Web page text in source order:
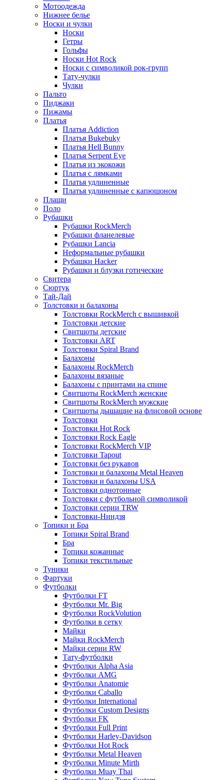
Мотоодежда
Нижнее белье
Носки и чулки
Носки
Гетры
Гольфы
Носки Hot Rock
Носки с символикой рок-групп
Тату-чулки
Чулки
Пальто
Пиджаки
Пижамы
Платья
Платья Addiction
Платья Bukebuky
Платья Hell Bunny
Платья Serpent Eye
Платья из экокожи
Платья с лямками
Платья удлиненные
Платья удлиненные с капюшоном
Плащи
Поло
Рубашки
Рубашки RockMerch
Рубашки фланелевые
Рубашки Lancia
Неформальные рубашки
Рубашки Hacker
Рубашки и блузки готические
Свитера
Сюртук
Тай-Дай
Толстовки и балахоны
Толстовки RockMerch с вышивкой
Толстовки детские
Свитшоты детские
Толстовки ART
Толстовки Spiral Brand
Балахоны
Балахоны RockMerch
Балахоны вязаные
Балахоны с принтами на спине
Свитшоты RockMerch женские
Свитшоты RockMerch мужские
Свитшоты дышащие на флисовой основе
Толстовки
Толстовки Hot Rock
Толстовки Rock Eagle
Толстовки RockMerch VIP
Толстовки Tapout
Толстовки без рукавов
Толстовки и балахоны Metal Heaven
Толстовки и балахоны USA
Толстовки однотонные
Толстовки с футбольной символикой
Толстовки серии TRW
Толстовки-Ниндзя
Топики и Бра
Топики Spiral Brand
Бра
Топики кожанные
Топики текстильные
Туники
Фартуки
Футболки
Футболки FT
Футболки Mr. Big
Футболки RockVolution
Футболки в сетку
Майки
Майки RockMerch
Майки серии RW
Тату-футболки
Футболки Alpha Asia
Футболки AMG
Футболки Anatomie
Футболки Caballo
Футболки International
Футболки Custom Designs
Футболки FK
Футболки Full Print
Футболки Harley-Davidson
Футболки Hot Rock
Футболки Metal Heaven
Футболки Minute Mirth
Футболки Muay Thai